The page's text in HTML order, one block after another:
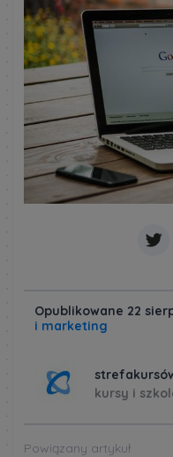
Opublikowane 22
i marketing
kursy i
Powiązany artykuł